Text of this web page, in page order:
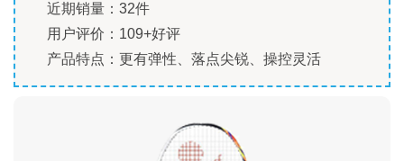
近期销量：32件
用户评价：109+好评
产品特点：更有弹性、落点尖锐、操控灵活